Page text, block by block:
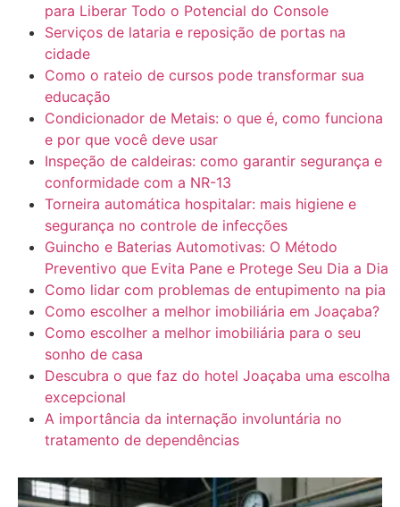
para Liberar Todo o Potencial do Console
Serviços de lataria e reposição de portas na
cidade
Como o rateio de cursos pode transformar sua
educação
Condicionador de Metais: o que é, como funciona
e por que você deve usar
Inspeção de caldeiras: como garantir segurança e
conformidade com a NR-13
Torneira automática hospitalar: mais higiene e
segurança no controle de infecções
Guincho e Baterias Automotivas: O Método
Preventivo que Evita Pane e Protege Seu Dia a Dia
Como lidar com problemas de entupimento na pia
Como escolher a melhor imobiliária em Joaçaba?
Como escolher a melhor imobiliária para o seu
sonho de casa
Descubra o que faz do hotel Joaçaba uma escolha
excepcional
A importância da internação involuntária no
tratamento de dependências